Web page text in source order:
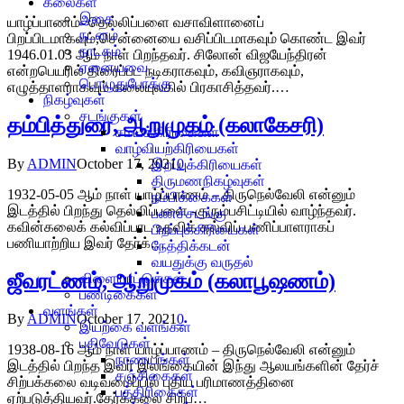
யாழ்ப்பாணம்- தெல்லிப்பளை வசாவிளானைப்
பிறப்பிடமாகவும்,சென்னையை வசிப்பிடமாகவும் கொண்ட இவர்
1946.01.03 ஆம் நாள் பிறந்தவர். சிலோன் விஜயேந்திரன்
என்றபெயரில் திரைப்பட நடிகராகவும், கவிஞராகவும்,
எழுத்தாளராகவும் கலையுலகில் பிரகாசித்தவர்.…
தம்பித்துரை, ஆறுமுகம் (கலாகேசரி)
By ADMINOctober 17, 20210
1932-05-05 ஆம் நாள் யாழ்ப்பாணம் – திருநெல்வேலி என்னும்
இடத்தில் பிறந்து தெல்லிப்பளை -குரும்பசிட்டியில் வாழ்ந்தவர்.
கவின்கலைக் கல்விப்பாட உதவிக் கல்விப் பணிப்பாளராகப்
பணியாற்றிய இவர் தேர்க்…
ஜீவரட்ணம், ஆறுமுகம் (கலாபூஷணம்)
ByADMINOctober 17, 20210
1938-08-16 ஆம் நாள் யாழ்ப்பாணம் – திருநெல்வேலி என்னும்
இடத்தில் பிறந்த இவர் இலங்கையின் இந்து ஆலயங்களின் தேர்ச்
சிற்பக்கலை வடிவமைப்பில் புதிய பரிமாணத்தினை
ஏற்படுத்தியவர்.தேர்க்கலை சிற்ப…
இசை
நடனம்
நாடகம்
ஏனையவை
பொழுதுபோக்கு
நிகழ்வுகள்
சடங்குகள்
சமயக்கிரிகைகள்
வாழ்வியற்கிரியைகள்
இறப்புக்கிரியைகள்
திருமணநிகழ்வுகள்
நம்பிக்கைகள்
பணச்சடங்கு
பிறப்புக்கிரியைகள்
நேத்திக்கடன்
வயதுக்கு வருதல்
விளையாட்டுக்கள்
பண்டிகைகள்
வளங்கள்
இயற்கை வளங்கள்
பதிவேடுகள்
நாணயங்கள்
சஞ்சிகைகள்
பத்திரிகைகள்